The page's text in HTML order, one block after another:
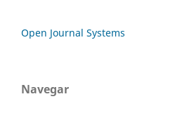
Open Journal Systems
Navegar